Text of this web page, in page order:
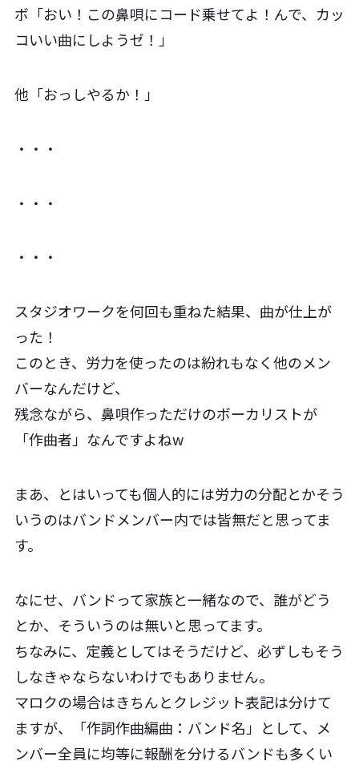
ボ「おい！この鼻唄にコード乗せてよ！んで、カッ
コいい曲にしようゼ！」
他「おっしやるか！」
・・・
・・・
・・・
スタジオワークを何回も重ねた結果、曲が仕上が
った！
このとき、労力を使ったのは紛れもなく他のメン
バーなんだけど、
残念ながら、鼻唄作っただけのボーカリストが
「作曲者」なんですよねw
まあ、とはいっても個人的には労力の分配とかそう
いうのはバンドメンバー内では皆無だと思ってま
す。
なにせ、バンドって家族と一緒なので、誰がどう
とか、そういうのは無いと思ってます。
ちなみに、定義としてはそうだけど、必ずしもそう
しなきゃならないわけでもありません。
マロクの場合はきちんとクレジット表記は分けて
ますが、「作詞作曲編曲：バンド名」として、メ
ンバー全員に均等に報酬を分けるバンドも多くい